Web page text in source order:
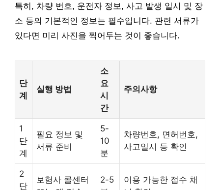
특히, 차량 번호, 운전자 정보, 사고 발생 일시 및 장
소 등의 기본적인 정보는 필수입니다. 관련 서류가
있다면 미리 사진을 찍어두는 것이 좋습니다.
단
계
실행 방법
소
요
시
간
주의사항
1
단
계
필요 정보 및
서류 준비
5-
10
분
차량번호, 면허번호,
사고일시 등 확인
2
단
보험사 콜센터
2-5
이용 가능한 접수 채